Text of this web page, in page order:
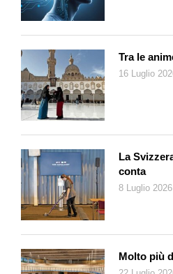
più complesse, non certo di un
La scuola gioca un ruolo
futuri adulti. Dove puntare per
sana?
Io penso che le scuole debbano
esperti chiamano «esperienze
gran parte delle loro attività sia
mi sembra molto più avanzata e
elementare che insegna ai
muro che una in cui 22 ebeti
Parliamo dei genitori. Nel suo
dice che la tecnologia fa
perché un ragazzino che non si
ginocchia e non pensa troppo è
del figlio o della figlia modello.
I genitori sono collusi, visto che
Tra le
16 Luglio
La
conta
8 Luglio 2026
Molto più